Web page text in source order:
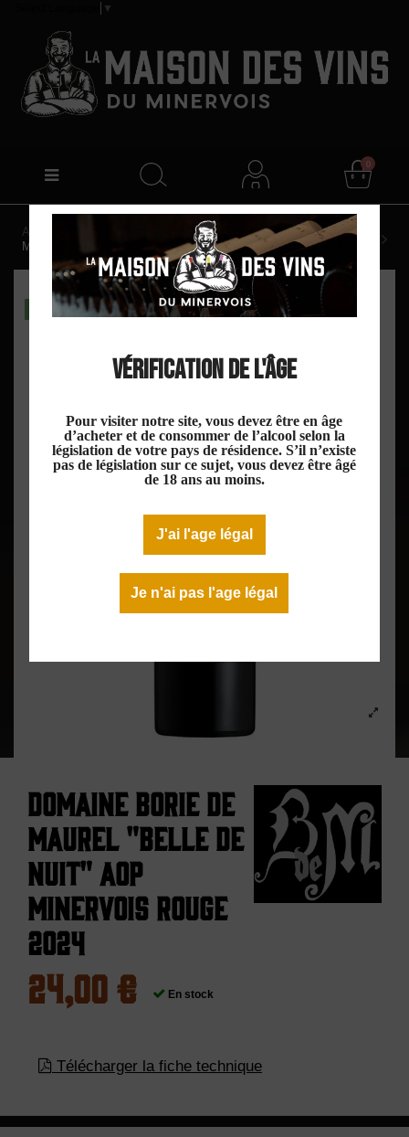
Vérification de l'âge
Pour visiter notre site, vous devez être en âge
d’acheter et de consommer de l’alcool selon la
législation de votre pays de résidence. S’il n’existe
pas de législation sur ce sujet, vous devez être âgé
de 18 ans au moins.
J'ai l'age légal
Je n'ai pas l'age légal
▼
0
Accueil
Domaine Borie de Maurel "Belle de Nuit" AOP
Minervois Rouge 2024
DISPO EN MAGASIN
Domaine Borie de
Maurel "Belle de
Nuit" AOP
Minervois Rouge
2024
24,00 € En stock
Télécharger la fiche technique